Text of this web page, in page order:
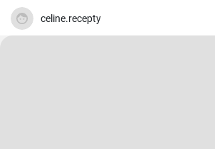
celine.recepty